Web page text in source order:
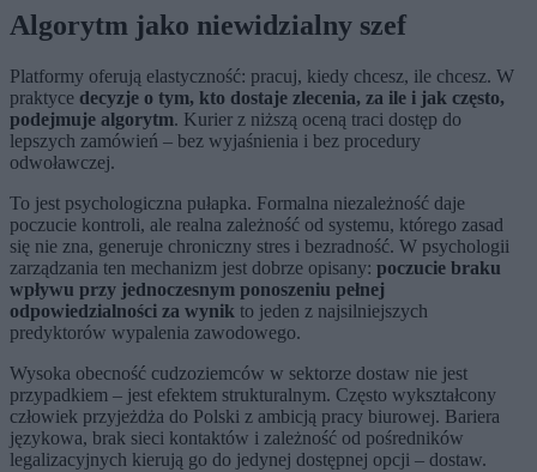
Algorytm jako niewidzialny szef
Platformy oferują elastyczność: pracuj, kiedy chcesz, ile chcesz. W
praktyce decyzje o tym, kto dostaje zlecenia, za ile i jak często,
podejmuje algorytm. Kurier z niższą oceną traci dostęp do
lepszych zamówień – bez wyjaśnienia i bez procedury
odwoławczej.
To jest psychologiczna pułapka. Formalna niezależność daje
poczucie kontroli, ale realna zależność od systemu, którego zasad
się nie zna, generuje chroniczny stres i bezradność. W psychologii
zarządzania ten mechanizm jest dobrze opisany: poczucie braku
wpływu przy jednoczesnym ponoszeniu pełnej
odpowiedzialności za wynik to jeden z najsilniejszych
predyktorów wypalenia zawodowego.
Wysoka obecność cudzoziemców w sektorze dostaw nie jest
przypadkiem – jest efektem strukturalnym. Często wykształcony
człowiek przyjeżdża do Polski z ambicją pracy biurowej. Bariera
językowa, brak sieci kontaktów i zależność od pośredników
legalizacyjnych kierują go do jedynej dostępnej opcji – dostaw.